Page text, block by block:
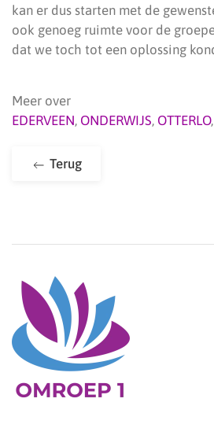
kan er dus starten met de
ook genoeg ruimte voor de
dat we toch tot een oplossing
Meer over
EDERVEEN, ONDERWIJS, OTTERLO,
Terug